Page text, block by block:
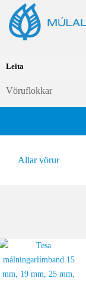
Vöruflokkar
Allar vörur